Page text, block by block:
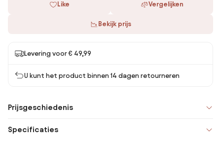
Like Vergelijken
Bekijk prijs
Levering voor € 49,99
U kunt het product binnen 14 dagen retourneren
Prijsgeschiedenis
Specificaties